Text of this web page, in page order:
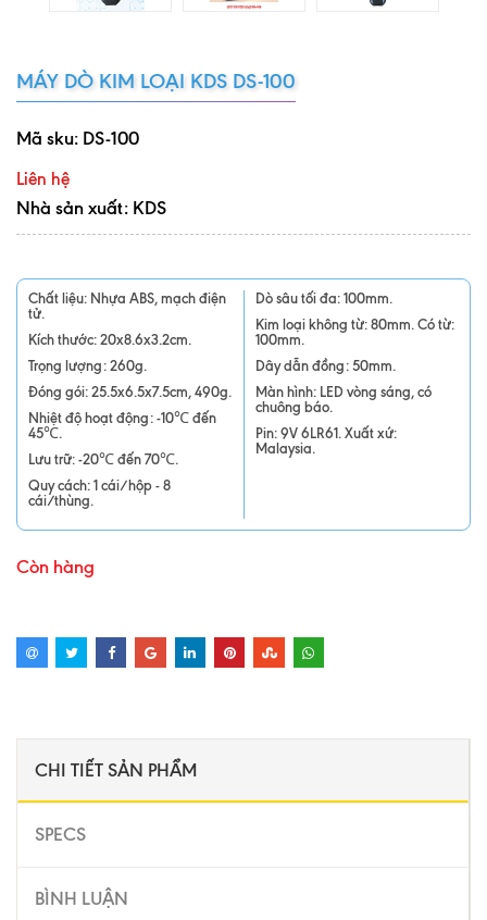
MÁY DÒ KIM LOẠI KDS DS-100
Mã sku: DS-100
Liên hệ
Nhà sản xuất: KDS
Chất liệu: Nhựa ABS, mạch điện
tử.
Kích thước: 20x8.6x3.2cm.
Trọng lượng: 260g.
Đóng gói: 25.5x6.5x7.5cm, 490g.
Nhiệt độ hoạt động: -10℃ đến
45℃.
Lưu trữ: -20℃ đến 70℃.
Quy cách: 1 cái/hộp - 8
cái/thùng.
Dò sâu tối đa: 100mm.
Kim loại không từ: 80mm. Có từ:
100mm.
Dây dẫn đồng: 50mm.
Màn hình: LED vòng sáng, có
chuông báo.
Pin: 9V 6LR61. Xuất xứ:
Malaysia.
Còn hàng
CHI TIẾT SẢN PHẨM
SPECS
BÌNH LUẬN